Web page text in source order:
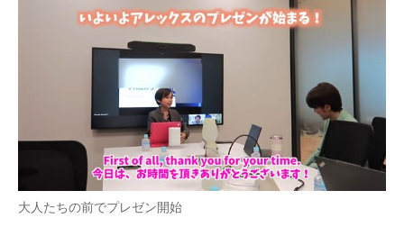
大人たちの前でプレゼン開始